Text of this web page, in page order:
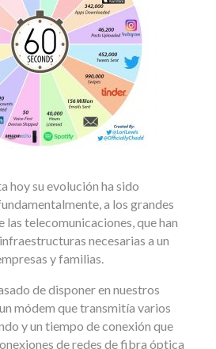
hoy su evolución ha sido
a los grandes
las telecomunicaciones, que han
necesarias a un
y familias.
de disponer en nuestros
módem que transmitía varios
y un tiempo de conexión que
de redes de fibra óptica